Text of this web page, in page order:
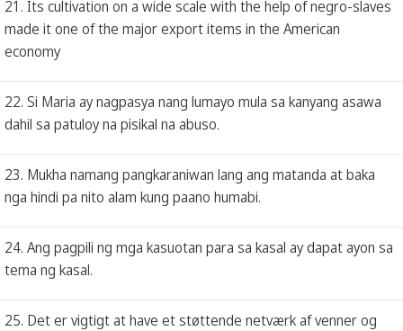
21. Its cultivation on a wide scale with the help of negro-slaves
made it one of the major export items in the American
economy
22. Si Maria ay nagpasya nang lumayo mula sa kanyang asawa
dahil sa patuloy na pisikal na abuso.
23. Mukha namang pangkaraniwan lang ang matanda at baka
nga hindi pa nito alam kung paano humabi.
24. Ang pagpili ng mga kasuotan para sa kasal ay dapat ayon sa
tema ng kasal.
25. Det er vigtigt at have et støttende netværk af venner og